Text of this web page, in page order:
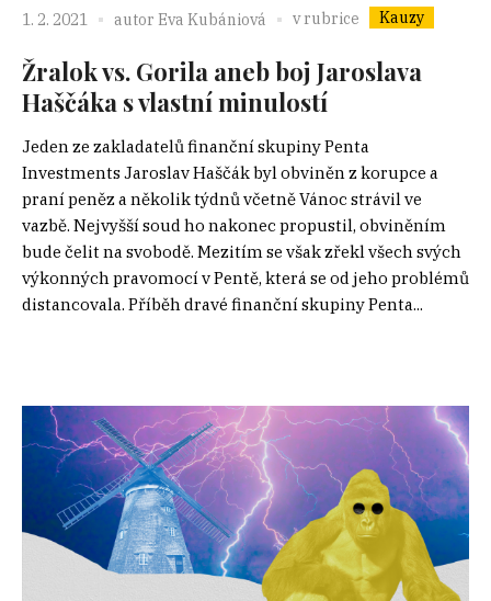
1. 2. 2021 autor Eva Kubániová v rubrice Kauzy
Žralok vs. Gorila aneb boj Jaroslava
Haščáka s vlastní minulostí
Jeden ze zakladatelů finanční skupiny Penta
Investments Jaroslav Haščák byl obviněn z korupce a
praní peněz a několik týdnů včetně Vánoc strávil ve
vazbě. Nejvyšší soud ho nakonec propustil, obviněním
bude čelit na svobodě. Mezitím se však zřekl všech svých
výkonných pravomocí v Pentě, která se od jeho problémů
distancovala. Příběh dravé finanční skupiny Penta...